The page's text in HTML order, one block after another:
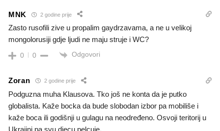
MNK 2 godine prije
Zasto rusofili zive u propalim gaydrzavama, a ne u velikoj
mongolorusiji gdje ljudi ne maju struje i WC?
0 0 Odgovori
Zoran 2 godine prije
Podguzna muha Klausova. Tko još ne konta da je putko
globalista. Kaže bocka da bude slobodan izbor pa mobiliše i
kaže boca ili godišnji u gulagu na neodređeno. Osvoji teritorij u
Ukrajini pa svu djecu pelcuje.